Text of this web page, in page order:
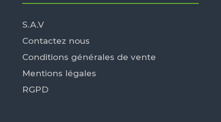
S.A.V
Contactez nous
Conditions générales de vente
Mentions légales
RGPD